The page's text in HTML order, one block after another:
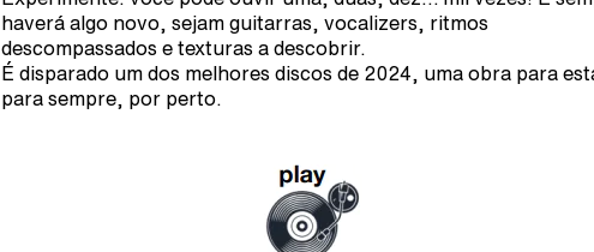
haverá algo novo, sejam guitarras, vocalizers, ritmos
descompassados e texturas a descobrir.
É disparado um dos melhores discos de 2024, uma obra para
para sempre, por perto.